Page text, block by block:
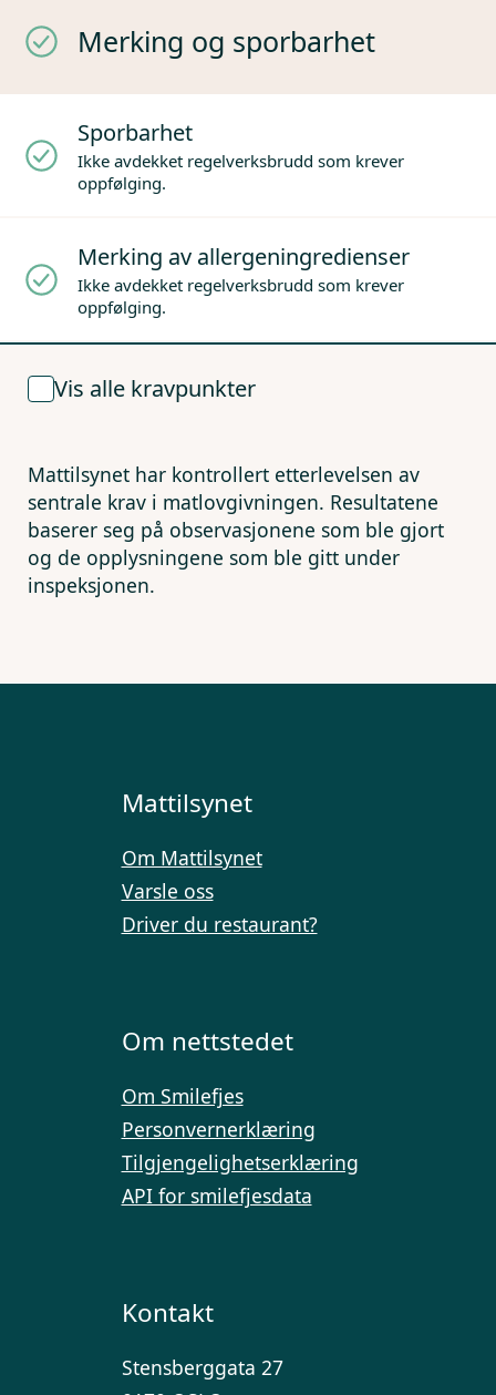
Merking og sporbarhet
Sporbarhet
Ikke avdekket regelverksbrudd som krever
oppfølging.
Merking av allergeningredienser
Ikke avdekket regelverksbrudd som krever
oppfølging.
Vis alle kravpunkter
Mattilsynet har kontrollert etterlevelsen av
sentrale krav i matlovgivningen. Resultatene
baserer seg på observasjonene som ble gjort
og de opplysningene som ble gitt under
inspeksjonen.
Mattilsynet
Om Mattilsynet
Varsle oss
Driver du restaurant?
Om nettstedet
Om Smilefjes
Personvernerklæring
Tilgjengelighetserklæring
API for smilefjesdata
Kontakt
Stensberggata 27